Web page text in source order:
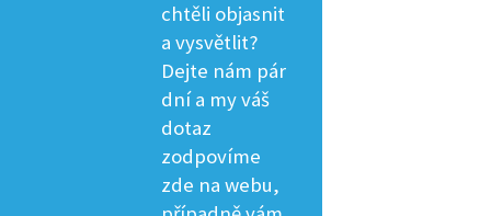
chtěli objasnit
a vysvětlit?
Dejte nám pár
dní a my váš
dotaz
zodpovíme
zde na webu,